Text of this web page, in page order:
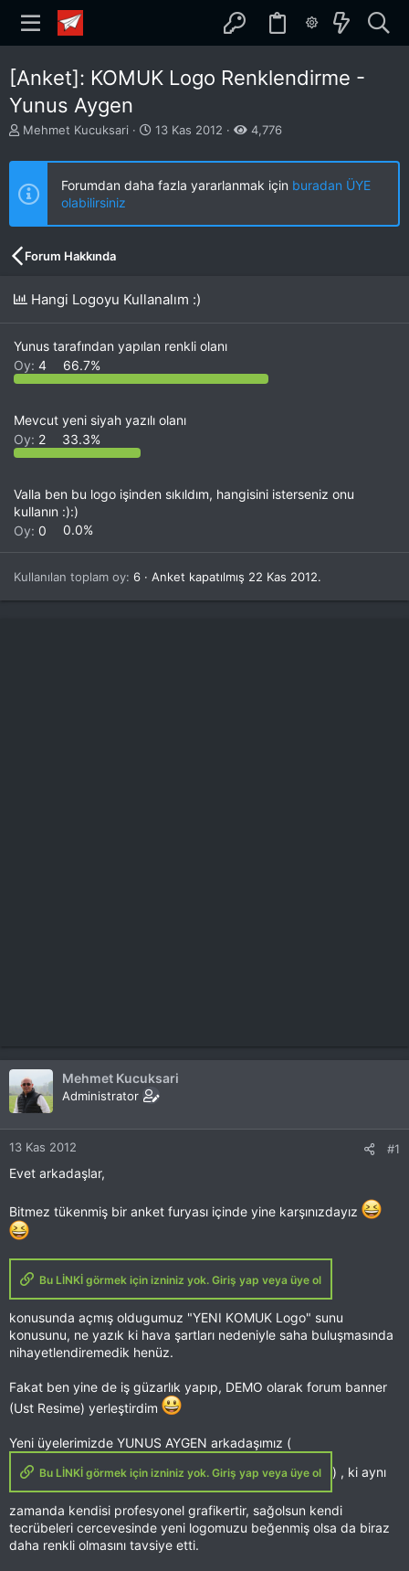
[Anket]: KOMUK Logo Renklendirme -
Yunus Aygen
K
n
u
u
b
a
l
t
a
Mehmet Kucuksari
B
ş
a
g
a
i
h
13 Kas 2012 4,776
Forumdan daha fazla yararlanmak için buradan ÜYE
olabilirsiniz
Forum Hakkında
Hangi Logoyu Kullanalım :)
Yunus tarafından yapılan renkli olanı
Oy: 4 66.7%
Mevcut yeni siyah yazılı olanı
Oy: 2 33.3%
Valla ben bu logo işinden sıkıldım, hangisini isterseniz onu
kullanın :):)
Oy: 0 0.0%
Kullanılan toplam oy 6 Anket kapatılmış 22 Kas 2012.
Mehmet Kucuksari
Administrator
13 Kas 2012 #1
Evet arkadaşlar,
Bitmez tükenmiş bir anket furyası içinde yine karşınızdayız
Bu LİNKİ görmek için izniniz yok. Giriş yap veya üye ol
konusunda açmış oldugumuz "YENI KOMUK Logo" sunu
konusunu, ne yazık ki hava şartları nedeniyle saha buluşmasında
nihayetlendiremedik henüz.
Fakat ben yine de iş güzarlık yapıp, DEMO olarak forum banner
(Ust Resime) yerleştirdim
Yeni üyelerimizde YUNUS AYGEN arkadaşımız (
Bu LİNKİ görmek için izniniz yok. Giriş yap veya üye ol ) , ki aynı
zamanda kendisi profesyonel grafikertir, sağolsun kendi
tecrübeleri cercevesinde yeni logomuzu beğenmiş olsa da biraz
daha renkli olmasını tavsiye etti.